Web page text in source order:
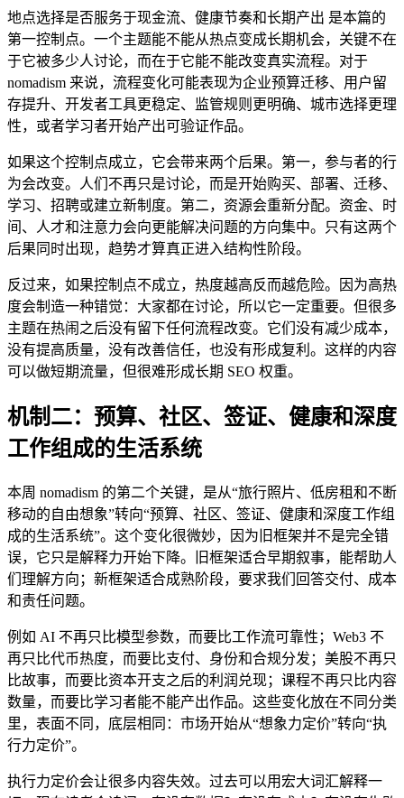
地点选择是否服务于现金流、健康节奏和长期产出 是本篇的
第一控制点。一个主题能不能从热点变成长期机会，关键不在
于它被多少人讨论，而在于它能不能改变真实流程。对于
nomadism 来说，流程变化可能表现为企业预算迁移、用户留
存提升、开发者工具更稳定、监管规则更明确、城市选择更理
性，或者学习者开始产出可验证作品。
如果这个控制点成立，它会带来两个后果。第一，参与者的行
为会改变。人们不再只是讨论，而是开始购买、部署、迁移、
学习、招聘或建立新制度。第二，资源会重新分配。资金、时
间、人才和注意力会向更能解决问题的方向集中。只有这两个
后果同时出现，趋势才算真正进入结构性阶段。
反过来，如果控制点不成立，热度越高反而越危险。因为高热
度会制造一种错觉：大家都在讨论，所以它一定重要。但很多
主题在热闹之后没有留下任何流程改变。它们没有减少成本，
没有提高质量，没有改善信任，也没有形成复利。这样的内容
可以做短期流量，但很难形成长期 SEO 权重。
机制二：预算、社区、签证、健康和深度
工作组成的生活系统
本周 nomadism 的第二个关键，是从“旅行照片、低房租和不断
移动的自由想象”转向“预算、社区、签证、健康和深度工作组
成的生活系统”。这个变化很微妙，因为旧框架并不是完全错
误，它只是解释力开始下降。旧框架适合早期叙事，能帮助人
们理解方向；新框架适合成熟阶段，要求我们回答交付、成本
和责任问题。
例如 AI 不再只比模型参数，而要比工作流可靠性；Web3 不
再只比代币热度，而要比支付、身份和合规分发；美股不再只
比故事，而要比资本开支之后的利润兑现；课程不再只比内容
数量，而要比学习者能不能产出作品。这些变化放在不同分类
里，表面不同，底层相同：市场开始从“想象力定价”转向“执
行力定价”。
执行力定价会让很多内容失效。过去可以用宏大词汇解释一